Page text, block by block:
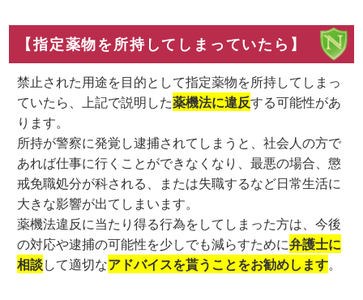
【指定薬物を所持してしまっていたら】
禁止された用途を目的として指定薬物を所持してしまっ
ていたら、上記で説明した薬機法に違反する可能性があ
ります。
所持が警察に発覚し逮捕されてしまうと、社会人の方で
あれば仕事に行くことができなくなり、最悪の場合、懲
戒免職処分が科される、または失職するなど日常生活に
大きな影響が出てしまいます。
薬機法違反に当たり得る行為をしてしまった方は、今後
の対応や逮捕の可能性を少しでも減らすために弁護士に
相談して適切なアドバイスを貰うことをお勧めします。